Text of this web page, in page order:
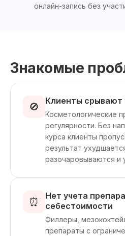
онлайн-запись без
Знакомые
🚫 Клиенты срывают
Косметологические
регулярности. Без
курса клиенты
результат
разочаровываются и
⏰
Нет учета
себестоимости
Филлеры,
препараты с